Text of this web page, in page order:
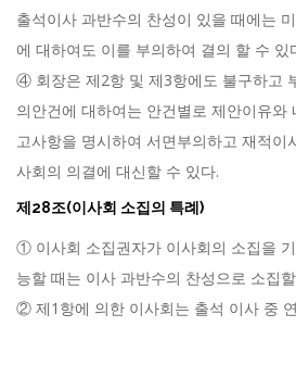
출석이사 과반수의 찬성이 있을 때에는
에 대하여도 이를 부의하여 결의 할 수 있
④ 회장은 제2항 및 제3항에도 불구하고
의안건에 대하여는 안건별로 제안이유와
고사항을 명시하여 서면부의하고 재적이
사회의 의결에 대신할 수 있다.
제28조(이사회 소집의 특례)
① 이사회 소집권자가 이사회의 소집을
능할 때는 이사 과반수의 찬성으로 소집
② 제1항에 의한 이사회는 출석 이사 중